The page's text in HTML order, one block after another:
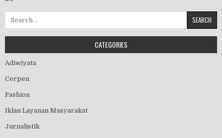
Search for:
CATEGORIES
Adiwiyata
Cerpen
Fashion
Iklan Layanan Masyarakat
Jurnalistik